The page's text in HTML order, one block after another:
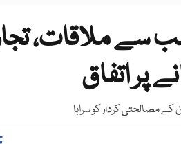
سے ملاقات،
پر اتفاق
مصالحتی کردار کو سراہا